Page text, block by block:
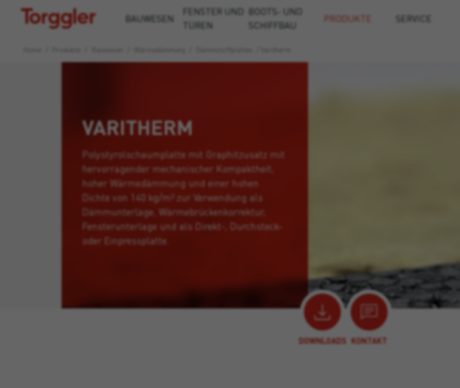
Torggler BAUWESEN
FENSTER UND
TÜREN
BOOTS- UND
SCHIFFBAU
PRODUKTE SERVICE
VARITHERM
Polystyrolschaumplatte mit Graphitzusatz mit
hervorragender mechanischer Kompaktheit,
hoher Wärmedämmung und einer hohen
Dichte von 140 kg/m³ zur Verwendung als
Dämmunterlage, Wärmebrückenkorrektur,
Fensterunterlage und als Direkt-, Durchsteck-
oder Einpressplatte.
DOWNLOADS KONTAKT